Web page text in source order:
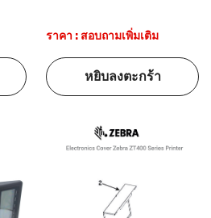
ราคา : สอบถามเพิ่มเติม
หยิบลงตะกร้า